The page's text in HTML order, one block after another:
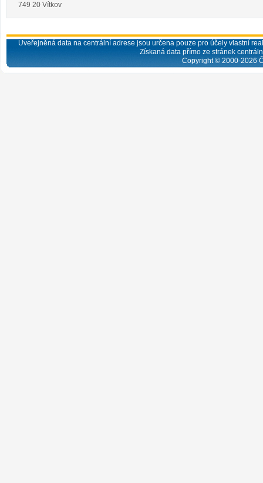
749 20 Vítkov
Uveřejněná data na centrální adrese jsou určena pouze pro účely vlastní
Získaná data přímo ze stránek
Copyright © 2000-2026